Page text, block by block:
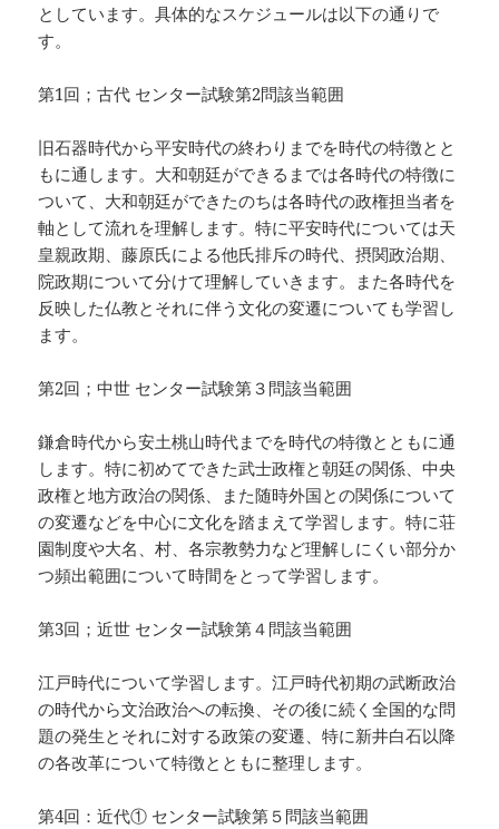
としています。具体的なスケジュールは以下の通りで
す。
第1回；古代 センター試験第2問該当範囲
旧石器時代から平安時代の終わりまでを時代の特徴とと
もに通します。大和朝廷ができるまでは各時代の特徴に
ついて、大和朝廷ができたのちは各時代の政権担当者を
軸として流れを理解します。特に平安時代については天
皇親政期、藤原氏による他氏排斥の時代、摂関政治期、
院政期について分けて理解していきます。また各時代を
反映した仏教とそれに伴う文化の変遷についても学習し
ます。
第2回；中世 センター試験第３問該当範囲
鎌倉時代から安土桃山時代までを時代の特徴とともに通
します。特に初めてできた武士政権と朝廷の関係、中央
政権と地方政治の関係、また随時外国との関係について
の変遷などを中心に文化を踏まえて学習します。特に荘
園制度や大名、村、各宗教勢力など理解しにくい部分か
つ頻出範囲について時間をとって学習します。
第3回；近世 センター試験第４問該当範囲
江戸時代について学習します。江戸時代初期の武断政治
の時代から文治政治への転換、その後に続く全国的な問
題の発生とそれに対する政策の変遷、特に新井白石以降
の各改革について特徴とともに整理します。
第4回：近代① センター試験第５問該当範囲